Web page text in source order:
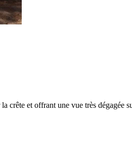
crête et offrant une vue très dégagée